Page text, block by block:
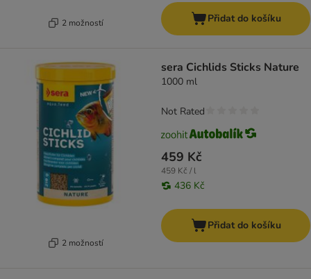
2 možností Přidat do košíku
2 možností
sera Cichlids Sticks Nature
1000 ml
459 Kč
459 Kč / l
436 Kč
Not Rated
Přidat do košíku